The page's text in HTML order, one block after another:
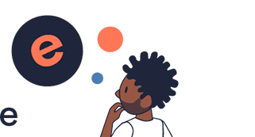
ACTUALITES